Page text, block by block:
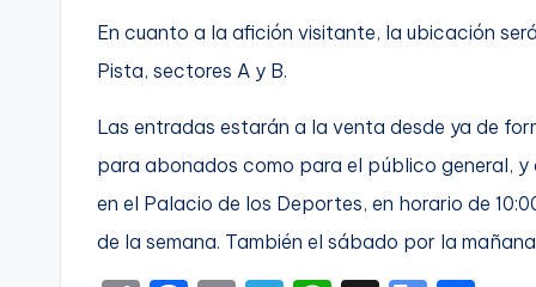
En cuanto a la afición visitante, la ubicación
Pista, sectores A y B.
Las entradas estarán a la venta desde ya de
para abonados como para el público general, y
en el Palacio de los Deportes, en horario de
de la semana. También el sábado por la